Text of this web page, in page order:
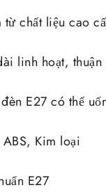
chất liệu cao
linh hoạt,
E27 có thể
Kim loại
E27